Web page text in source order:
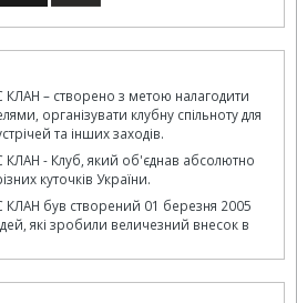
КЛАН – створено з метою налагодити
організувати клубну спільноту для
та інших заходів.
КЛАН - Клуб, який об'єднав абсолютно
куточків України.
КЛАН був створений 01 березня 2005
які зробили величезний внесок в